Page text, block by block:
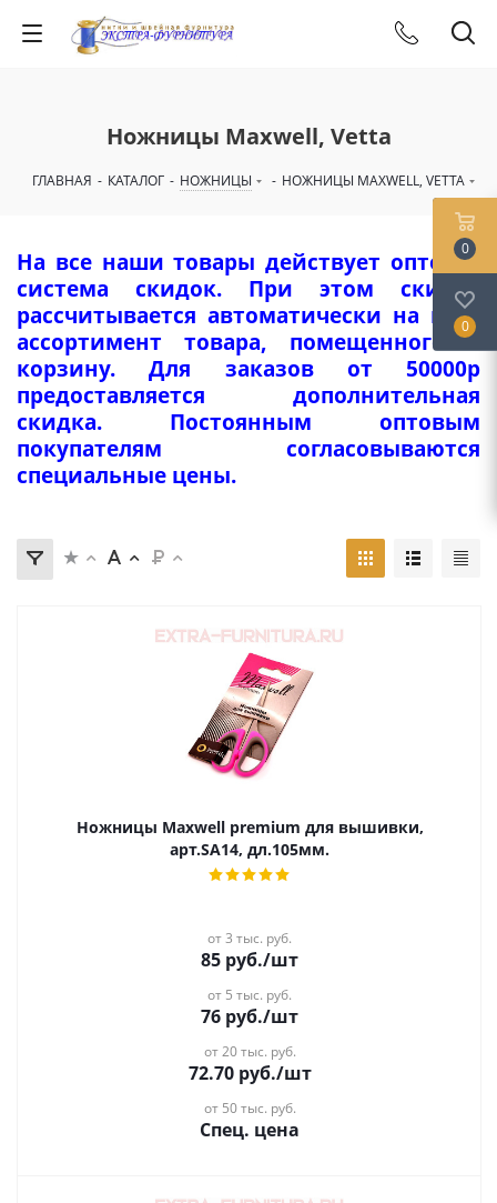
Ножницы Maxwell, Vetta
ГЛАВНАЯ - КАТАЛОГ - НОЖНИЦЫ - НОЖНИЦЫ MAXWELL, VETTA
На все наши товары действует оптовая
система скидок. При этом скидка
рассчитывается автоматически на весь
ассортимент товара, помещенного в
корзину. Для заказов от 50000р
предоставляется дополнительная
скидка. Постоянным оптовым
покупателям согласовываются
специальные цены.
Ножницы Maxwell premium для вышивки,
арт.SA14, дл.105мм.
от 3 тыс. руб.
85 руб./шт
от 5 тыс. руб.
76 руб./шт
от 20 тыс. руб.
72.70руб./шт
от 50 тыс. руб.
Спец. цена
0
0